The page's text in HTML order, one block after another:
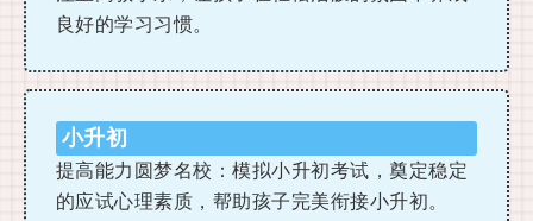
良好的学习习惯。
小升初
提高能力圆梦名校：模拟小升初考试，奠定稳定
的应试心理素质，帮助孩子完美衔接小升初。